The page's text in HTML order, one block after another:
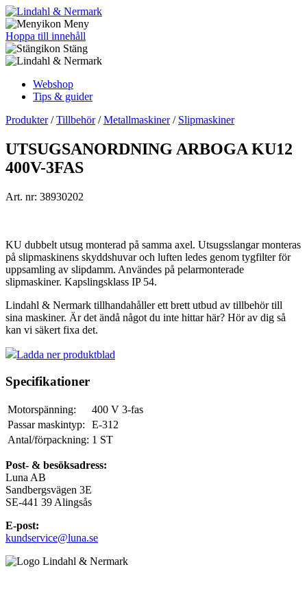
Meny
Hoppa till innehåll
Stäng
Webshop
Tips & guider
Produkter/Tillbehör/Metallmaskiner/ Slipmaskiner
UTSUGSANORDNING ARBOGA KU12
400V-3FAS
Art. nr: 38930202
KU dubbelt utsug monterad på samma axel. Utsugsslangar monteras
på slipmaskinens skyddshuvar och luften ledes genom tygfilter för
uppsamling av slipdamm. Användes på pelarmonterade
slipmaskiner. Kapslingsklass IP 54.
Lindahl & Nermark tillhandahåller ett brett utbud av tillbehör till
sina maskiner. Är det ändå något du inte hittar här? Hör av dig så
kan vi säkert fixa det.
Ladda ner produktblad
Specifikationer
Motorspänning:
400 V 3-fas
Passar maskintyp:
E-312
Antal/förpackning: 1 ST
Post- & besöksadress:
Luna AB
Sandbergsvägen 3E
SE-441 39 Alingsås
E-post:
kundservice@luna.se